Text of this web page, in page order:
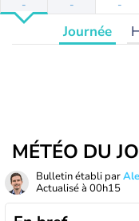
- - -
Journée
MÉTÉO DU
Bulletin établi par
Actualisé à 00h15